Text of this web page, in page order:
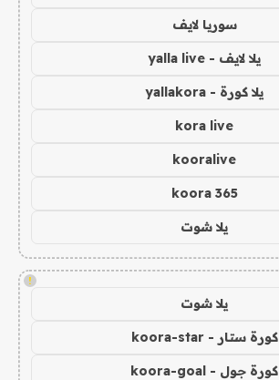
سوريا لايف
يلا لايف - yalla live
يلا كورة - yallakora
kora live
kooralive
koora 365
يلا شوت
!
يلا شوت
كورة ستار - koora-star
كورة جول - koora-goal